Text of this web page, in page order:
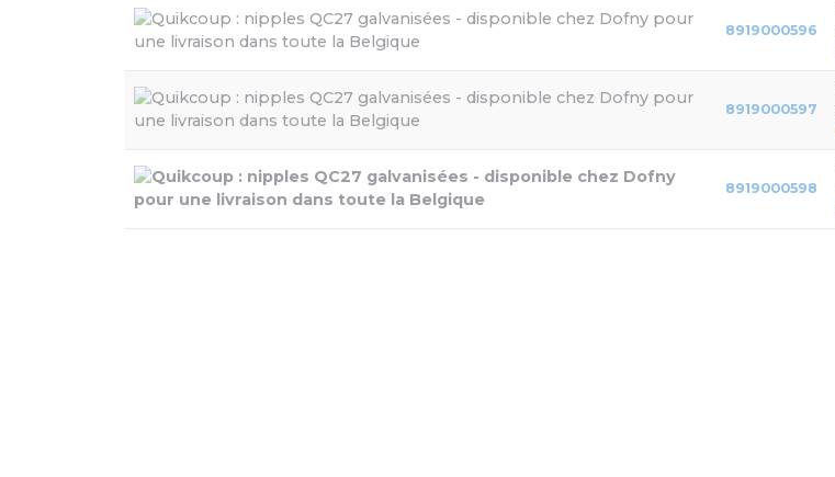
8919000596
8919000597
8919000598